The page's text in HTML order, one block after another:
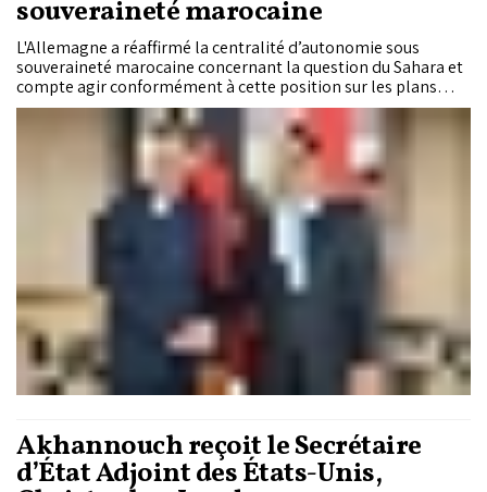
souveraineté marocaine
L'Allemagne a réaffirmé la centralité d’autonomie sous
souveraineté marocaine concernant la question du Sahara et
compte agir conformément à cette position sur les plans
diplomatique et économique.
Akhannouch reçoit le Secrétaire
d’État Adjoint des États-Unis,